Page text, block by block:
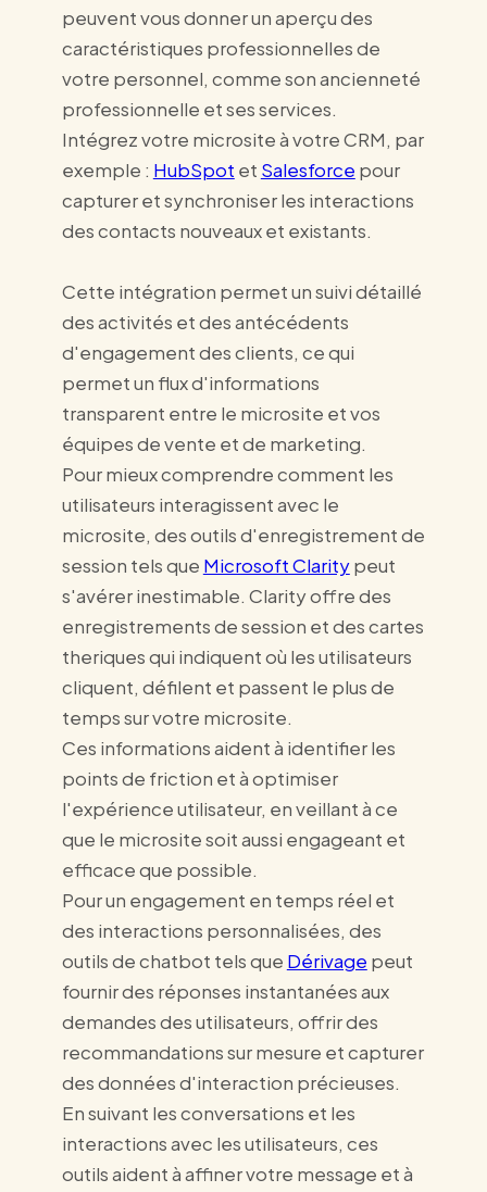
peuvent vous donner un aperçu des
caractéristiques professionnelles de
votre personnel, comme son ancienneté
professionnelle et ses services.
Intégrez votre microsite à votre CRM, par
exemple : HubSpot et Salesforce pour
capturer et synchroniser les interactions
des contacts nouveaux et existants.
Cette intégration permet un suivi détaillé
des activités et des antécédents
d'engagement des clients, ce qui
permet un flux d'informations
transparent entre le microsite et vos
équipes de vente et de marketing.
Pour mieux comprendre comment les
utilisateurs interagissent avec le
microsite, des outils d'enregistrement de
session tels que Microsoft Claritypeut
s'avérer inestimable. Clarity offre des
enregistrements de session et des cartes
theriques qui indiquent où les utilisateurs
cliquent, défilent et passent le plus de
temps sur votre microsite.
Ces informations aident à identifier les
points de friction et à optimiser
l'expérience utilisateur, en veillant à ce
que le microsite soit aussi engageant et
efficace que possible.
Pour un engagement en temps réel et
des interactions personnalisées, des
outils de chatbot tels que Dérivage peut
fournir des réponses instantanées aux
demandes des utilisateurs, offrir des
recommandations sur mesure et capturer
des données d'interaction précieuses.
En suivant les conversations et les
interactions avec les utilisateurs, ces
outils aident à affiner votre message et à